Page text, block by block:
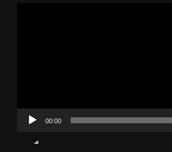
00:00